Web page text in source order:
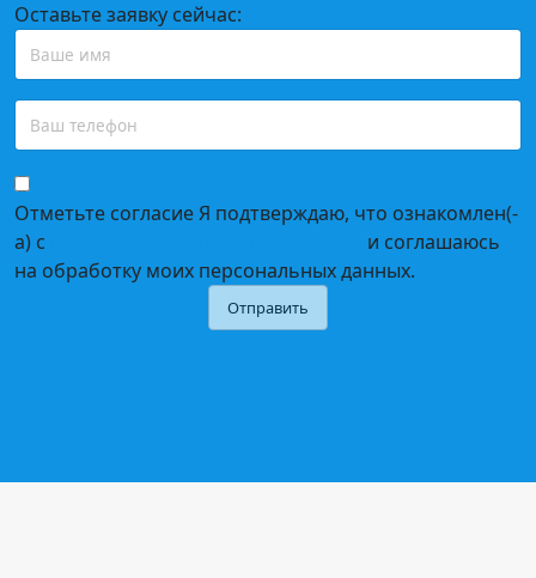
Оставьте заявку сейчас:
Отметьте согласиеЯ подтверждаю, что ознакомлен(-
а) с
и соглашаюсь
на обработку моих персональных данных.
Отправить